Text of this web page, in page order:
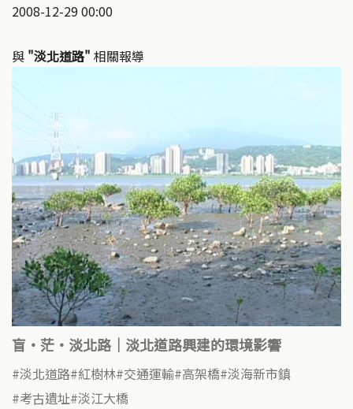
2008-12-29 00:00
與 "淡北道路" 相關報導
盲‧茫‧淡北路｜淡北道路興建的環境影響
淡北道路 紅樹林 交通運輸 高架橋 淡海新市鎮
考古遺址 淡江大橋